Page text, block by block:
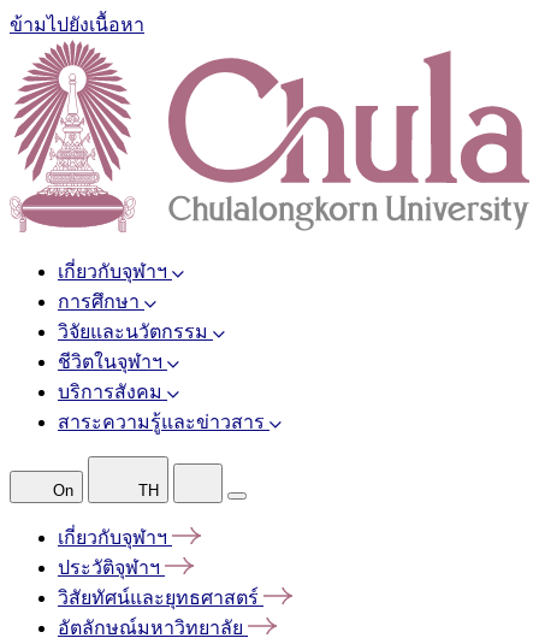
ข้ามไปยังเนื้อหา
เกี่ยวกับจุฬาฯ
การศึกษา
วิจัยและนวัตกรรม
ชีวิตในจุฬาฯ
บริการสังคม
สาระความรู้และข่าวสาร
On TH
เกี่ยวกับจุฬาฯ
ประวัติจุฬาฯ
วิสัยทัศน์และยุทธศาสตร์
อัตลักษณ์มหาวิทยาลัย